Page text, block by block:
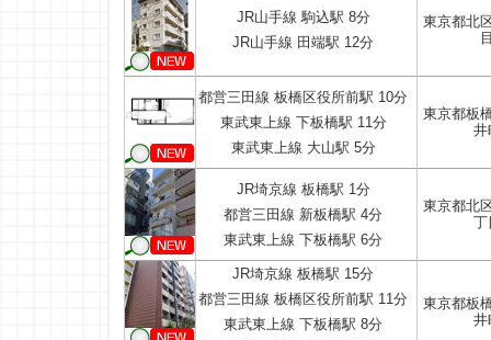
JR山手線 駒込駅 8分
JR山手線 田端駅 12分
東京都北
都営三田線 板橋区役所前駅 10分
東武東上線 下板橋駅 11分
東武東上線 大山駅 5分
東京都板
井
JR埼京線 板橋駅 1分
都営三田線 新板橋駅 4分
東武東上線 下板橋駅 6分
東京都北
丁
JR埼京線 板橋駅 15分
都営三田線 板橋区役所前駅 11分
東武東上線 下板橋駅 8分
東京都板
井